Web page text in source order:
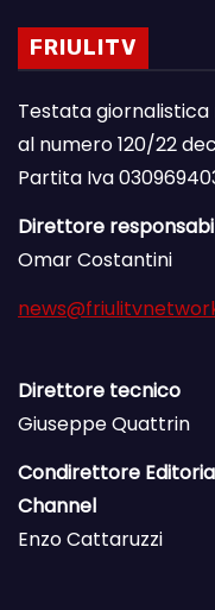
FRIULITV
Testata
al numero 120/22
Partita Iva
Direttore
Omar Costantini
Direttore tecnico
Giuseppe Quattrin
Condirettore
Channel
Enzo Cattaruzzi